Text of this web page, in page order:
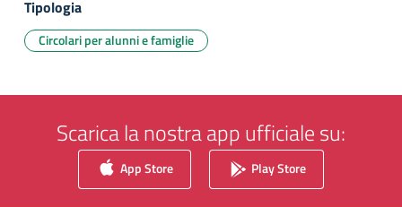
Tipologia
Circolari per alunni e famiglie
Scarica la nostra app ufficiale su:
App Store Play Store